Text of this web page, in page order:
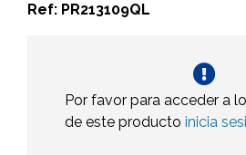
Ref: PR213109QL
Por favor para acceder a
de este producto inicia